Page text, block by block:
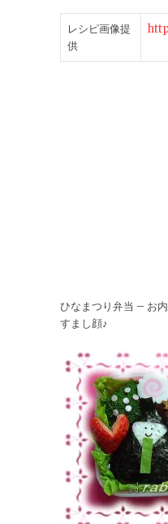
レシピ画像提
供
ひなまつり弁当 – お
すまし顔♪